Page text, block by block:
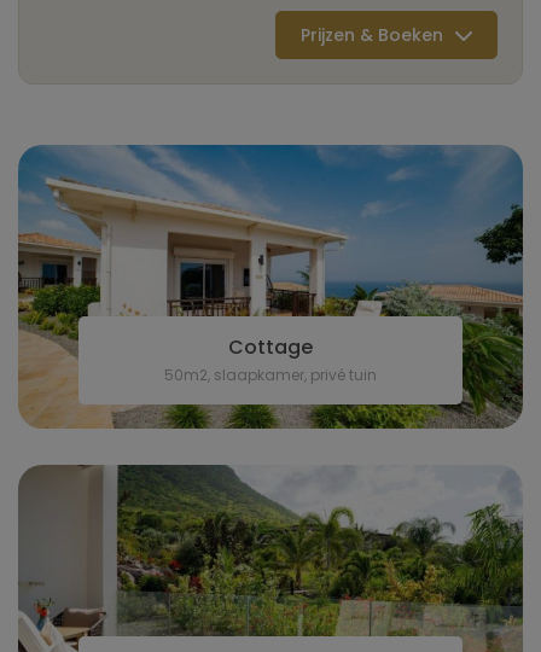
Prijzen & Boeken
Cottage
50m2, slaapkamer, privé tuin